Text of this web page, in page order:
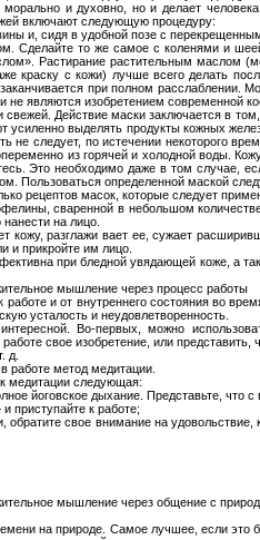
морально и духовно, но и делает
включают следующую процедуру:
и, сидя в удобной позе с
Сделайте то же самое с коленями и
Растирание растительным маслом
краску с кожи) лучше всего делать
при полном
являются изобретением современной
Действие маски заключается в
выделять продукты кожных
не следует, по истечении некоторого
из горячей и холодной воды.
Это необходимо даже в том случае,
Пользоваться определенной маской
рецептов масок, которые следует
сваренной в небольшом
на лицо.
кожу, разглажи вает ее, сужает
и прикройте им лицо.
при бледной увядающей коже, а
мышление через процесс работы
и от внутреннего состояния во
усталость и неудовлетворенность.
Во-первых, можно
свое изобретение, или представить,
д.
работе метод медитации.
медитации следующая:
йоговское дыхание. Представьте,
приступайте к работе;
свое внимание на
мышление через общение с
на природе. Самое лучшее, если это